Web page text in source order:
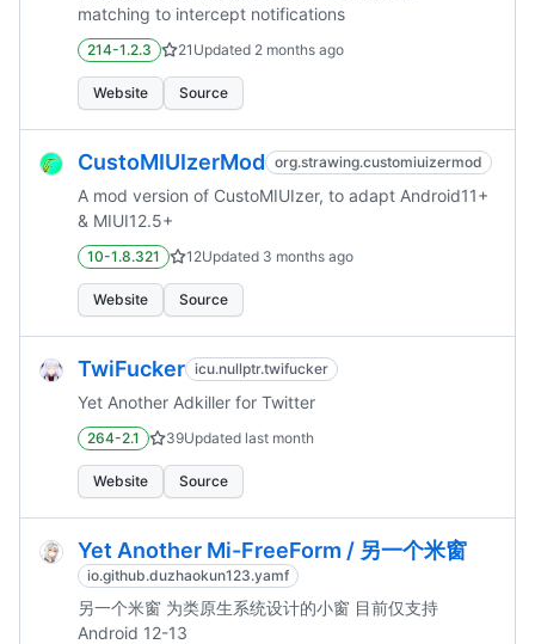
matching to intercept notifications
214-1.2.3 21 Updated 2 months ago
Website Source
CustoMIUIzerMod org.strawing.customiuizermod
A mod version of CustoMIUIzer, to adapt Android11+
& MIUI12.5+
10-1.8.321 12Updated 3 months ago
Website Source
TwiFucker icu.nullptr.twifucker
Yet Another Adkiller for Twitter
264-2.1 39Updated last month
Website Source
Yet Another Mi-FreeForm / 另一个米窗
io.github.duzhaokun123.yamf
另一个米窗 为类原生系统设计的小窗 目前仅支持
Android 12-13